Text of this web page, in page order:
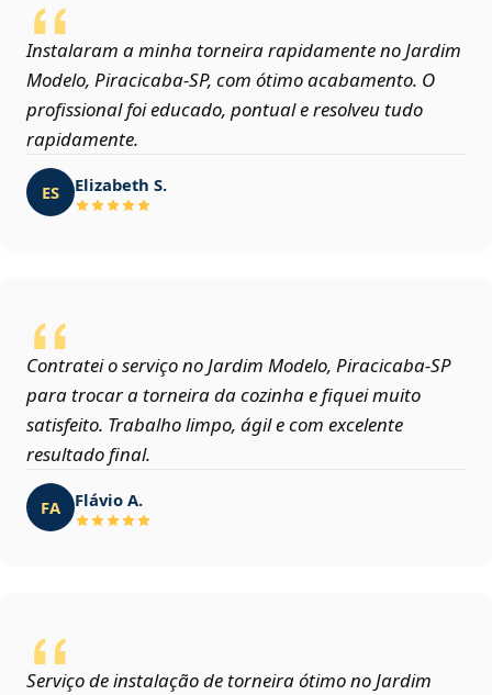
Instalaram a minha torneira rapidamente no Jardim
Modelo, Piracicaba‑SP, com ótimo acabamento. O
profissional foi educado, pontual e resolveu tudo
rapidamente.
ES Elizabeth S.
Contratei o serviço no Jardim Modelo, Piracicaba‑SP
para trocar a torneira da cozinha e fiquei muito
satisfeito. Trabalho limpo, ágil e com excelente
resultado final.
FA Flávio A.
Serviço de instalação de torneira ótimo no Jardim